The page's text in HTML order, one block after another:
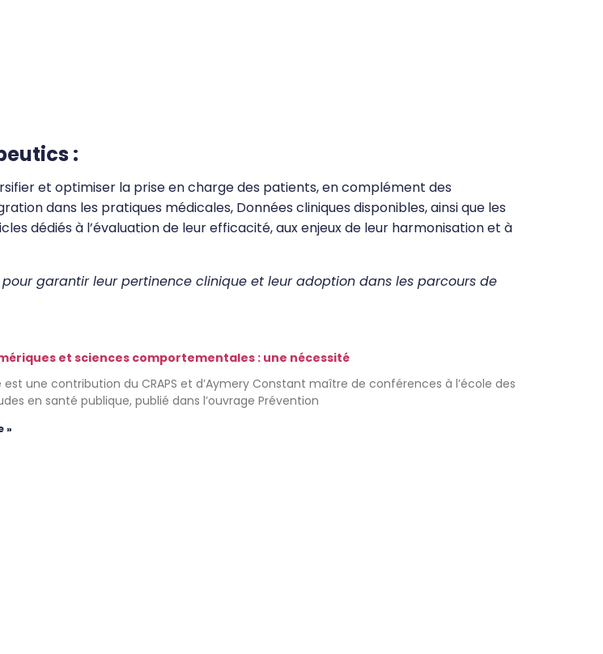
:
et optimiser la prise en charge des patients, en complément des
dans les pratiques médicales, Données cliniques disponibles, ainsi que les
dédiés à l’évaluation de leur efficacité, aux enjeux de leur harmonisation et à
garantir leur pertinence clinique et leur adoption dans les parcours de
et sciences comportementales : une nécessité
une contribution du CRAPS et d’Aymery Constant maître de conférences à l’école des
en santé publique, publié dans l’ouvrage Prévention
»